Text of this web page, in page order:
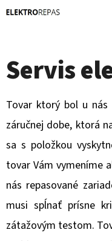
Prejsť
Servis
Tovar ktorý bol u nás
záručnej dobe, ktorá
sa s položkou
tovar Vám vymeníme
nás repasované
musi spĺnať prísne
zátažovým testom.
K
Č
O
P
O
T
R
E
B